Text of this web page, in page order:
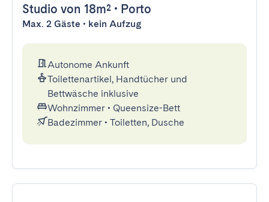
Studio von 18m² • Porto
Max. 2 Gäste • kein Aufzug
Autonome Ankunft
Toilettenartikel, Handtücher und
Bettwäsche inklusive
Wohnzimmer • Queensize-Bett
Badezimmer • Toiletten, Dusche